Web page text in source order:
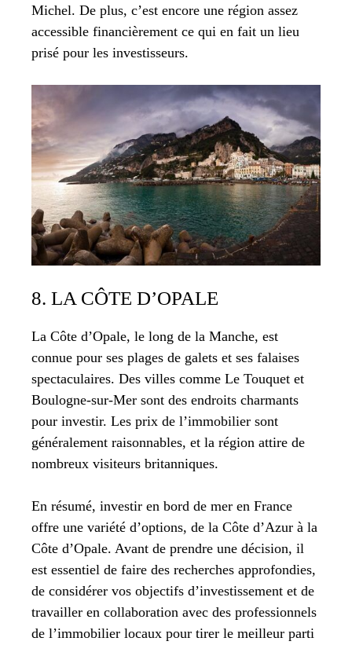
Michel. De plus, c’est encore une région assez
accessible financièrement ce qui en fait un lieu
prisé pour les investisseurs.
8. LA CÔTE D’OPALE
La Côte d’Opale, le long de la Manche, est
connue pour ses plages de galets et ses falaises
spectaculaires. Des villes comme Le Touquet et
Boulogne-sur-Mer sont des endroits charmants
pour investir. Les prix de l’immobilier sont
généralement raisonnables, et la région attire de
nombreux visiteurs britanniques.
En résumé, investir en bord de mer en France
offre une variété d’options, de la Côte d’Azur à la
Côte d’Opale. Avant de prendre une décision, il
est essentiel de faire des recherches approfondies,
de considérer vos objectifs d’investissement et de
travailler en collaboration avec des professionnels
de l’immobilier locaux pour tirer le meilleur parti